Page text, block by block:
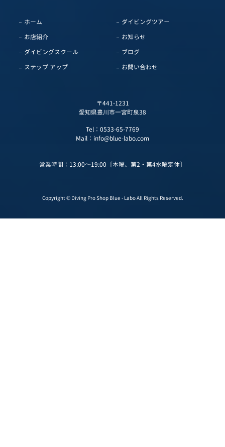
ホーム
お店紹介
ダイビングスクール
ステップ アップ
ダイビングツアー
お知らせ
ブログ
お問い合わせ
〒441-1231
愛知県豊川市一宮町泉38
Tel： 0533-65-7769
Mail： info@blue-labo.com
営業時間：13:00～19:00［木曜、第2・第4水曜定休］
Copyright © Diving Pro Shop Blue - Labo All Rights Reserved.